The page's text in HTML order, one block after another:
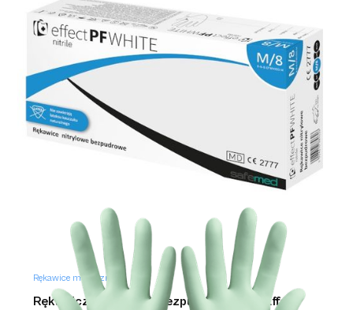
Rękawice medyczne
Rękawiczki nitrylowe bezpudrowe białe Effect